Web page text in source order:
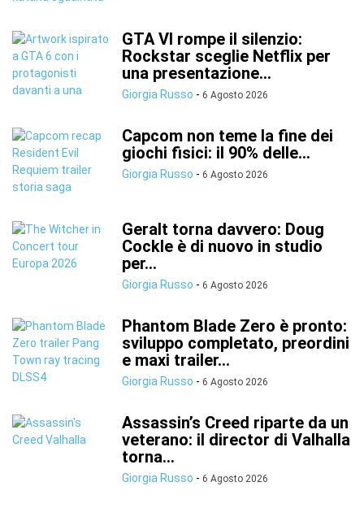
GTA VI rompe il silenzio:
Rockstar sceglie Netflix per
una presentazione...
Giorgia Russo - 6 Agosto 2026
Capcom non teme la fine dei
giochi fisici: il 90% delle...
Giorgia Russo - 6 Agosto 2026
Geralt torna davvero: Doug
Cockle è di nuovo in studio
per...
Giorgia Russo - 6 Agosto 2026
Phantom Blade Zero è pronto:
sviluppo completato, preordini
e maxi trailer...
Giorgia Russo - 6 Agosto 2026
Assassin’s Creed riparte da un
veterano: il director di Valhalla
torna...
Giorgia Russo - 6 Agosto 2026